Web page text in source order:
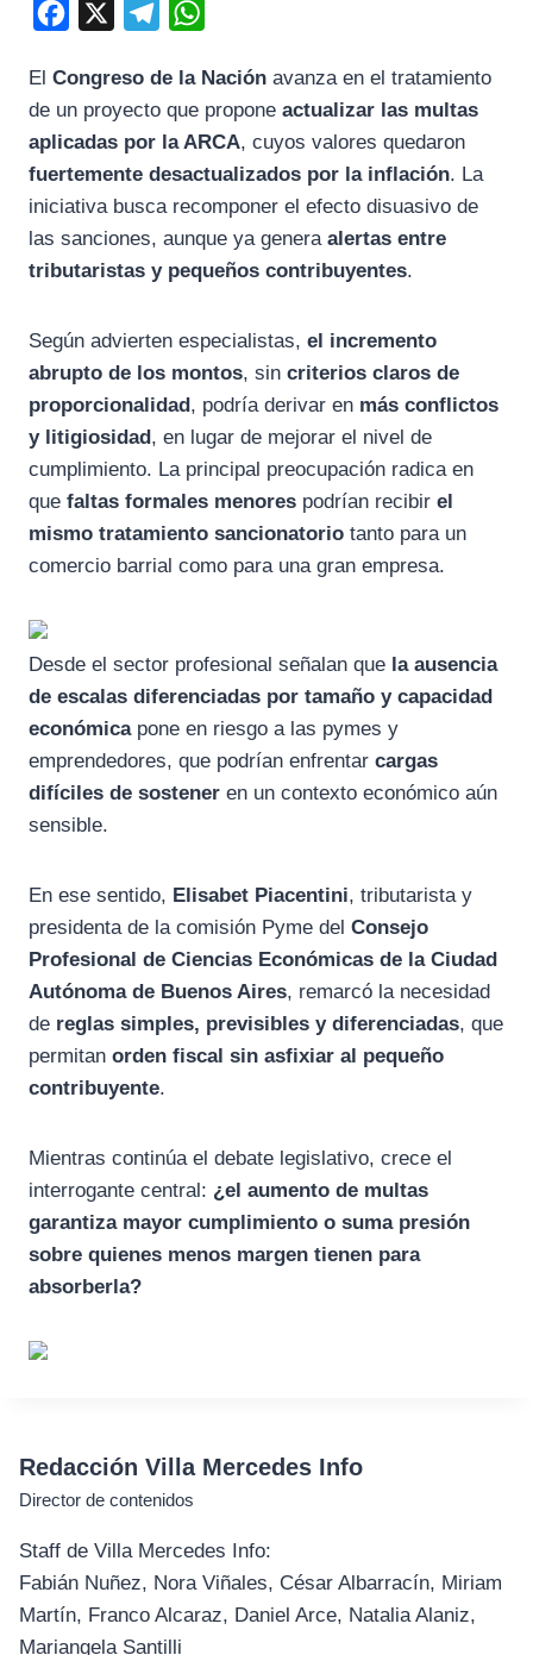
c
e
b
k
l
e
g
m
a
t
s
p
El Congreso de la Nación avanza en el tratamiento
de un proyecto que propone actualizar las multas
aplicadas por laARCA, cuyos valores quedaron
fuertemente desactualizados por la inflación. La
iniciativa busca recomponer el efecto disuasivo de
las sanciones, aunque ya genera alertas entre
tributaristas y pequeños contribuyentes.
Según advierten especialistas, el incremento
abrupto de los montos, sin criterios claros de
proporcionalidad, podría derivar en más conflictos
y litigiosidad, en lugar de mejorar el nivel de
cumplimiento. La principal preocupación radica en
que faltas formales menores podrían recibir el
mismo tratamiento sancionatorio tanto para un
comercio barrial como para una gran empresa.
Desde el sector profesional señalan que la ausencia
de escalas diferenciadas por tamaño y capacidad
económicapone en riesgo a las pymes y
emprendedores, que podrían enfrentar cargas
difíciles de sostener en un contexto económico aún
sensible.
En ese sentido, Elisabet Piacentini, tributarista y
presidenta de la comisión Pyme del Consejo
Profesional de Ciencias Económicas de la Ciudad
Autónoma de Buenos Aires, remarcó la necesidad
de reglas simples, previsibles y diferenciadas, que
permitan orden fiscal sin asfixiar al pequeño
contribuyente.
Mientras continúa el debate legislativo, crece el
interrogante central: ¿el aumento de multas
garantiza mayor cumplimiento o suma presión
sobre quienes menos margen tienen para
absorberla?
Redacción Villa Mercedes Info
Director de contenidos
Staff de Villa Mercedes Info:
Fabián Nuñez, Nora Viñales, César Albarracín, Miriam
Martín, Franco Alcaraz, Daniel Arce, Natalia Alaniz,
Mariangela Santilli